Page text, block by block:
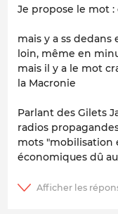
Je propose le mot :
mais y a ss
loin, même en
mais il y a le mot
la Macronie
Parlant des Gilets
radios
mots "mobilisation
économiques dû